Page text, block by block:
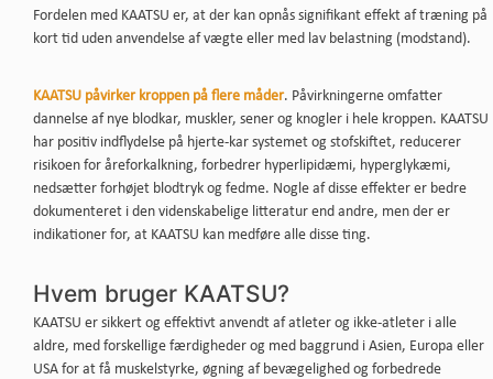
Fordelen med KAATSU er, at der kan opnås signifikant effekt af træning på
kort tid uden anvendelse af vægte eller med lav belastning (modstand).
KAATSU påvirker kroppen på flere måder. Påvirkningerne omfatter
dannelse af nye blodkar, muskler, sener og knogler i hele kroppen. KAATSU
har positiv indflydelse på hjerte-kar systemet og stofskiftet, reducerer
risikoen for åreforkalkning, forbedrer hyperlipidæmi, hyperglykæmi,
nedsætter forhøjet blodtryk og fedme. Nogle af disse effekter er bedre
dokumenteret i den videnskabelige litteratur end andre, men der er
indikationer for, at KAATSU kan medføre alle disse ting.
Hvem bruger KAATSU?
KAATSU er sikkert og effektivt anvendt af atleter og ikke-atleter i alle
aldre, med forskellige færdigheder og med baggrund i Asien, Europa eller
USA for at få muskelstyrke, øgning af bevægelighed og forbedrede